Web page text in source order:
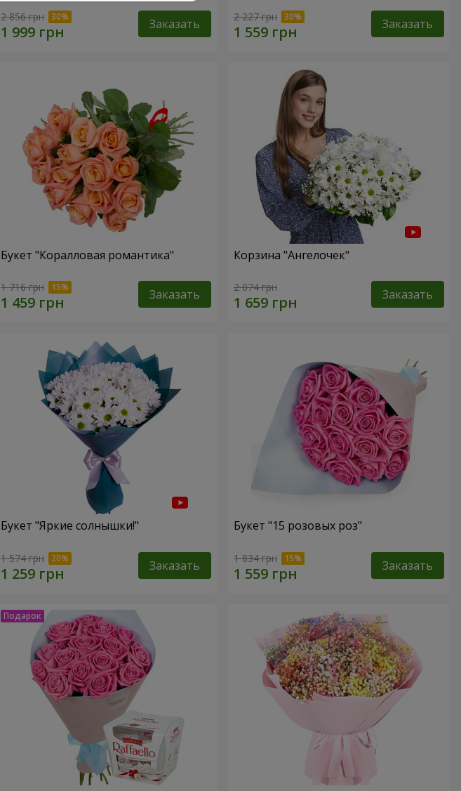
2 856 грн Заказать 2 227 грн Заказать
Букет "Коралловая романтика"
1 716 грн Заказать
Корзина "Ангелочек"
2 074 грн Заказать
Букет "Яркие солнышки!"
1 574 грн Заказать
Букет "15 розовых роз"
1 834 грн Заказать